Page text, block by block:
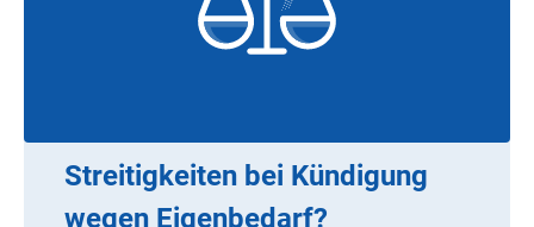
Streitigkeiten bei Kündigung
wegen Eigenbedarf?